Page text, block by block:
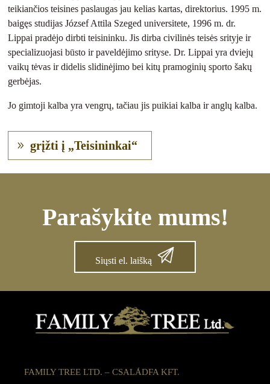
teikiančios teisines paslaugas jau kelias kartas, direktorius. 1995 m.
baigęs studijas József Attila Szeged universitete, 1996 m. dr.
Lippai pradėjo dirbti teisininku. Jis dirba civilinės teisės srityje ir
specializuojasi būsto ir paveldėjimo srityse. Dr. Lippai yra dviejų
vaikų tėvas ir didelis slidinėjimo bei kitų pramoginių sporto šakų
gerbėjas.
Jo gimtoji kalba yra vengrų, tačiau jis puikiai kalba ir anglų kalba.
grįžti į „Teisininkai“
Parašykite mums!
Siųsti el. laišką
FAMILY TREE LTD. – CSALÁDFA KFT.